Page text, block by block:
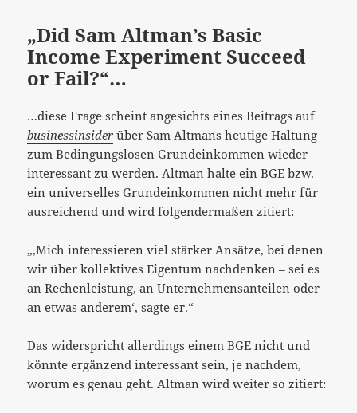
„Did Sam Altman’s Basic
Income Experiment Succeed
or Fail?“…
…diese Frage scheint angesichts eines Beitrags auf
businessinsider über Sam Altmans heutige Haltung
zum Bedingungslosen Grundeinkommen wieder
interessant zu werden. Altman halte ein BGE bzw.
ein universelles Grundeinkommen nicht mehr für
ausreichend und wird folgendermaßen zitiert:
„‚Mich interessieren viel stärker Ansätze, bei denen
wir über kollektives Eigentum nachdenken – sei es
an Rechenleistung, an Unternehmensanteilen oder
an etwas anderem‘, sagte er.“
Das widerspricht allerdings einem BGE nicht und
könnte ergänzend interessant sein, je nachdem,
worum es genau geht. Altman wird weiter so zitiert: